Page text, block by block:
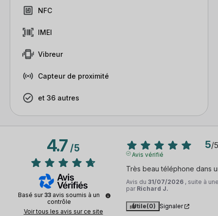
NFC
IMEI
Vibreur
Capteur de proximité
et 36 autres
4.7/5
Basé sur33 avis soumis à un
contrôle
Voir tous les avis sur ce site
5/5
Avis vérifié
Très beau téléphone dans
Avis du 31/07/2026 , suite à
par Richard J.
Utile(0) Signaler